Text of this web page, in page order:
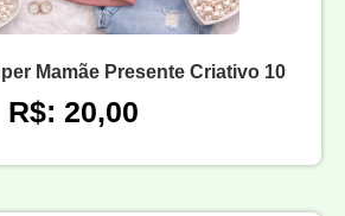
Mamãe Presente Criativo 10
R$: 20,00